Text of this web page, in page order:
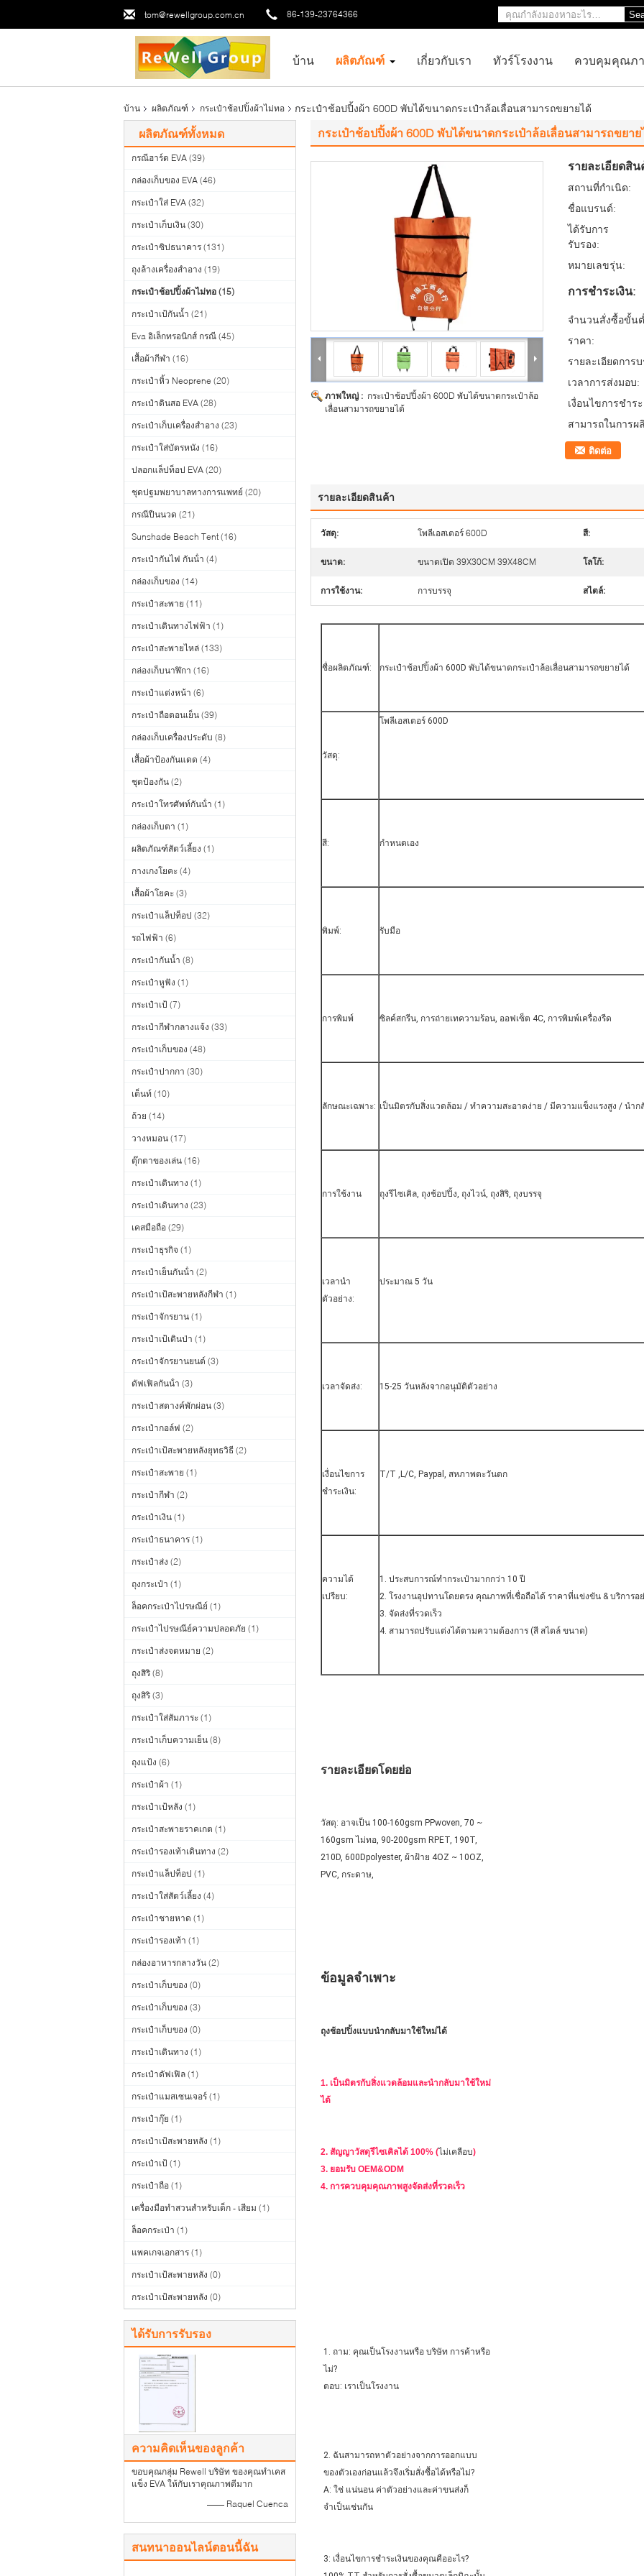
tom@rewellgroup.com.cn 86-139-23764366
บ้าน ผลิตภัณฑ์ เกี่ยวกับเรา ทัวร์โรงงาน ควบคุมคุณภ
บ้าน ผลิตภัณฑ์ กระเป๋าช้อปปิ้งผ้าไม่ทอ กระเป๋าช้อปปิ้งผ้า 600D พับได้ขนาดกระเป๋าล้อเลื่อนสามารถขยายได้
ผลิตภัณฑ์ทั้งหมด
กรณีฮาร์ด EVA (39)
กล่องเก็บของ EVA (46)
กระเป๋าใส่ EVA (32)
กระเป๋าเก็บเงิน (30)
กระเป๋าซิปธนาคาร (131)
ถุงล้างเครื่องสำอาง (19)
กระเป๋าช้อปปิ้งผ้าไม่ทอ (15)
กระเป๋าเป้กันน้ำ (21)
Eva อิเล็กทรอนิกส์ กรณี (45)
เสื้อผ้ากีฬา (16)
กระเป๋าหิ้ว Neoprene (20)
กระเป๋าดินสอ EVA (28)
กระเป๋าเก็บเครื่องสำอาง (23)
กระเป๋าใส่บัตรหนัง (16)
ปลอกแล็ปท็อป EVA (20)
ชุดปฐมพยาบาลทางการแพทย์ (20)
กรณีปืนนวด (21)
Sunshade Beach Tent (16)
กระเป๋ากันไฟ กันน้ํา (4)
กล่องเก็บของ (14)
กระเป๋าสะพาย (11)
กระเป๋าเดินทางไฟฟ้า (1)
กระเป๋าสะพายไหล่ (133)
กล่องเก็บนาฬิกา (16)
กระเป๋าแต่งหน้า (6)
กระเป๋าถือตอนเย็น (39)
กล่องเก็บเครื่องประดับ (8)
เสื้อผ้าป้องกันแดด (4)
ชุดป้องกัน (2)
กระเป๋าโทรศัพท์กันน้ํา (1)
กล่องเก็บตา (1)
ผลิตภัณฑ์สัตว์เลี้ยง (1)
กางเกงโยคะ (4)
เสื้อผ้าโยคะ (3)
กระเป๋าแล็ปท็อป (32)
รถไฟฟ้า (6)
กระเป๋ากันน้ำ (8)
กระเป๋าหูฟัง (1)
กระเป๋าเป้ (7)
กระเป๋ากีฬากลางแจ้ง (33)
กระเป๋าเก็บของ (48)
กระเป๋าปากกา (30)
เต็นท์ (10)
ถ้วย (14)
วางหมอน (17)
ตุ๊กตาของเล่น (16)
กระเป๋าเดินทาง (1)
กระเป๋าเดินทาง (23)
เคสมือถือ (29)
กระเป๋าธุรกิจ (1)
กระเป๋าเย็นกันน้ํา (2)
กระเป๋าเป้สะพายหลังกีฬา (1)
กระเป๋าจักรยาน (1)
กระเป๋าเป้เดินป่า (1)
กระเป๋าจักรยานยนต์ (3)
ดัฟเฟิลกันน้ํา (3)
กระเป๋าสตางค์พักผ่อน (3)
กระเป๋ากอล์ฟ (2)
กระเป๋าเป้สะพายหลังยุทธวิธี (2)
กระเป๋าสะพาย (1)
กระเป๋ากีฬา (2)
กระเป๋าเงิน (1)
กระเป๋าธนาคาร (1)
กระเป๋าส่ง (2)
ถุงกระเป๋า (1)
ล็อคกระเป๋าไปรษณีย์ (1)
กระเป๋าไปรษณีย์ความปลอดภัย (1)
กระเป๋าส่งจดหมาย (2)
ถุงสิริ (8)
ถุงสิริ (3)
กระเป๋าใส่สัมภาระ (1)
กระเป๋าเก็บความเย็น (8)
ถุงแป้ง (6)
กระเป๋าผ้า (1)
กระเป๋าเป้หลัง (1)
กระเป๋าสะพายราคเกต (1)
กระเป๋ารองเท้าเดินทาง (2)
กระเป๋าแล็ปท็อป (1)
กระเป๋าใส่สัตว์เลี้ยง (4)
กระเป๋าชายหาด (1)
กระเป๋ารองเท้า (1)
กล่องอาหารกลางวัน (2)
กระเป๋าเก็บของ (0)
กระเป๋าเก็บของ (3)
กระเป๋าเก็บของ (0)
กระเป๋าเดินทาง (1)
กระเป๋าดัฟเฟิล (1)
กระเป๋าแมสเซนเจอร์ (1)
กระเป๋ากุ๊ย (1)
กระเป๋าเป้สะพายหลัง (1)
กระเป๋าเป้ (1)
กระเป๋าถือ (1)
เครื่องมือทำสวนสำหรับเด็ก - เสียม (1)
ล็อคกระเป๋า (1)
แพคเกจเอกสาร (1)
กระเป๋าเป้สะพายหลัง (0)
กระเป๋าเป้สะพายหลัง (0)
ได้รับการรับรอง
ความคิดเห็นของลูกค้า
ขอบคุณกลุ่ม Rewell บริษัท ของคุณทำเคส
แข็ง EVA ให้กับเราคุณภาพดีมาก
—— Raquel Cuenca
สนทนาออนไลน์ตอนนี้ฉัน
กระเป๋าช้อปปิ้งผ้า 600D พับได้ขนาดกระเป๋าล้อเลื่อนสามารถขยาย
ภาพใหญ่ : กระเป๋าช้อปปิ้งผ้า 600D พับได้ขนาดกระเป๋าล้อ
เลื่อนสามารถขยายได้
รายละเอียดสิน
สถานที่กำเนิด:
ชื่อแบรนด์:
ได้รับการ
รับรอง:
หมายเลขรุ่น:
การชำระเงิน:
จำนวนสั่งซื้อขั้น
ราคา:
รายละเอียดการ
เวลาการส่งมอบ:
เงื่อนไขการชำระ
สามารถในการผ
ติดต่อ
รายละเอียดสินค้า
วัสดุ: โพลีเอสเตอร์ 600D สี:
ขนาด: ขนาดเปิด 39X30CM 39X48CM โลโก้:
การใช้งาน: การบรรจุ สไตล์:
ชื่อผลิตภัณฑ์: กระเป๋าช้อปปิ้งผ้า 600D พับได้ขนาดกระเป๋าล้อเลื่อนสามารถขยายได้
วัสดุ:
โพลีเอสเตอร์ 600D
สี: กำหนดเอง
พิมพ์: รับมือ
การพิมพ์ ซิลค์สกรีน, การถ่ายเทความร้อน, ออฟเซ็ต 4C, การพิมพ์เครื่องรีด
ลักษณะเฉพาะ: เป็นมิตรกับสิ่งแวดล้อม / ทำความสะอาดง่าย / มีความแข็งแรงสูง / นำก
การใช้งาน ถุงรีไซเคิล, ถุงช้อปปิ้ง, ถุงไวน์, ถุงสิริ, ถุงบรรจุ
เวลานำ
ตัวอย่าง:
ประมาณ 5 วัน
เวลาจัดส่ง: 15-25 วันหลังจากอนุมัติตัวอย่าง
เงื่อนไขการ
ชำระเงิน:
T/T ,L/C, Paypal, สหภาพตะวันตก
ความได้
เปรียบ:
1. ประสบการณ์ทำกระเป๋ามากกว่า 10 ปี
2. โรงงานอุปทานโดยตรง คุณภาพที่เชื่อถือได้ ราคาที่แข่งขัน & บริการอ
3. จัดส่งที่รวดเร็ว
4. สามารถปรับแต่งได้ตามความต้องการ (สี สไตล์ ขนาด)
รายละเอียดโดยย่อ
วัสดุ: อาจเป็น 100-160gsm PPwoven, 70 ~
160gsm ไม่ทอ, 90-200gsm RPET, 190T,
210D, 600Dpolyester, ผ้าฝ้าย 4OZ ~ 10OZ,
PVC, กระดาษ,
ข้อมูลจำเพาะ
ถุงช้อปปิ้งแบบนำกลับมาใช้ใหม่ได้
1. เป็นมิตรกับสิ่งแวดล้อมและนำกลับมาใช้ใหม่
ได้
2. สัญญาวัสดุรีไซเคิลได้ 100% (ไม่เคลือบ)
3. ยอมรับ OEM&ODM
4. การควบคุมคุณภาพสูงจัดส่งที่รวดเร็ว
1. ถาม: คุณเป็นโรงงานหรือ บริษัท การค้าหรือ
ไม่?
ตอบ: เราเป็นโรงงาน
2. ฉันสามารถหาตัวอย่างจากการออกแบบ
ของตัวเองก่อนแล้วจึงเริ่มสั่งซื้อได้หรือไม่?
A: ใช่ แน่นอน ค่าตัวอย่างและค่าขนส่งก็
จำเป็นเช่นกัน
3: เงื่อนไขการชำระเงินของคุณคืออะไร?